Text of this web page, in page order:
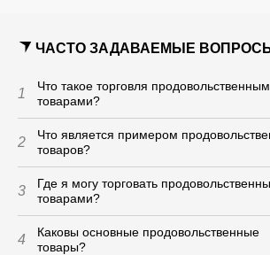
ЧАСТО ЗАДАВАЕМЫЕ
1
Что такое торговля
товарами?
2
Что является примером
товаров?
3
Где я могу торговать
товарами?
4
Каковы основные продовольственные
товары?